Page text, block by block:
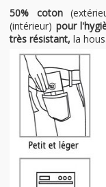
50% coton
(intérieur) pour
très résistant, la